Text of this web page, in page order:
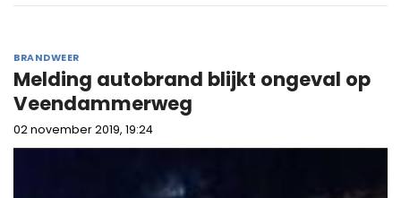
BRANDWEER
Melding autobrand blijkt ongeval op
Veendammerweg
02 november 2019, 19:24